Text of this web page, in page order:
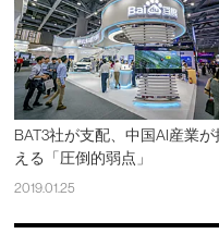
BAT3社が支配、中国AI産業が
える「圧倒的弱点」
2019.01.25